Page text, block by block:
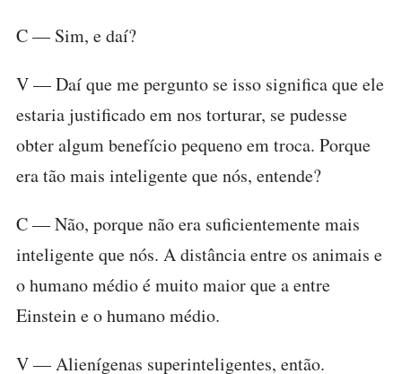
C — Sim, e daí?
V — Daí que me pergunto se isso significa que ele
estaria justificado em nos torturar, se pudesse
obter algum benefício pequeno em troca. Porque
era tão mais inteligente que nós, entende?
C — Não, porque não era suficientemente mais
inteligente que nós. A distância entre os animais e
o humano médio é muito maior que a entre
Einstein e o humano médio.
V — Alienígenas superinteligentes, então.